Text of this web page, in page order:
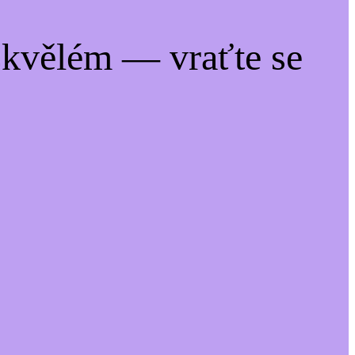
— vraťte se